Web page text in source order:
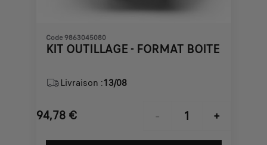
Code 9863045080
KIT OUTILLAGE - FORMAT BOITE
Livraison :13/08
94,78 €
Price
-
+
Quantity